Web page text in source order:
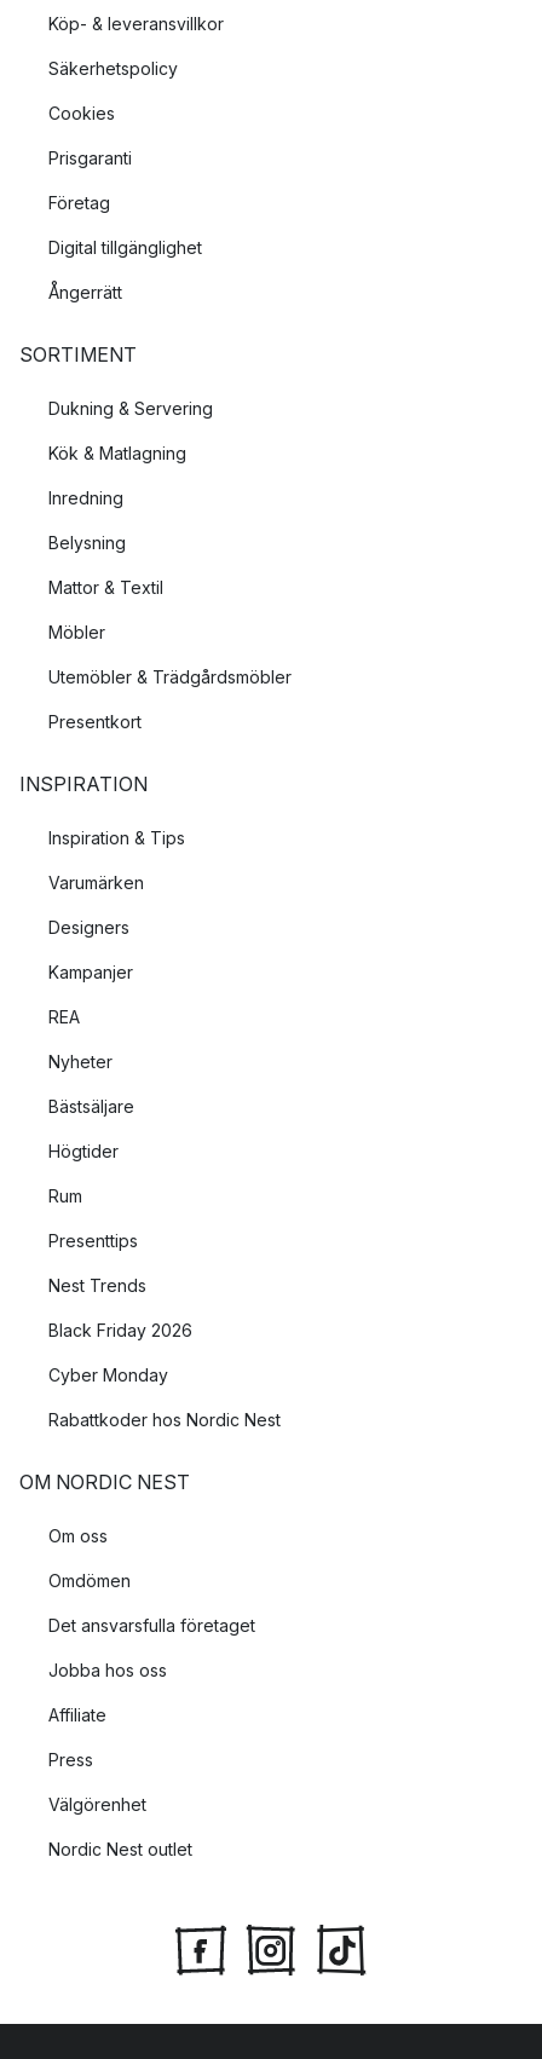
Köp- & leveransvillkor
Säkerhetspolicy
Cookies
Prisgaranti
Företag
Digital tillgänglighet
Ångerrätt
SORTIMENT
Dukning & Servering
Kök & Matlagning
Inredning
Belysning
Mattor & Textil
Möbler
Utemöbler & Trädgårdsmöbler
Presentkort
INSPIRATION
Inspiration & Tips
Varumärken
Designers
Kampanjer
REA
Nyheter
Bästsäljare
Högtider
Rum
Presenttips
Nest Trends
Black Friday 2026
Cyber Monday
Rabattkoder hos Nordic Nest
OM NORDIC NEST
Om oss
Omdömen
Det ansvarsfulla företaget
Jobba hos oss
Affiliate
Press
Välgörenhet
Nordic Nest outlet